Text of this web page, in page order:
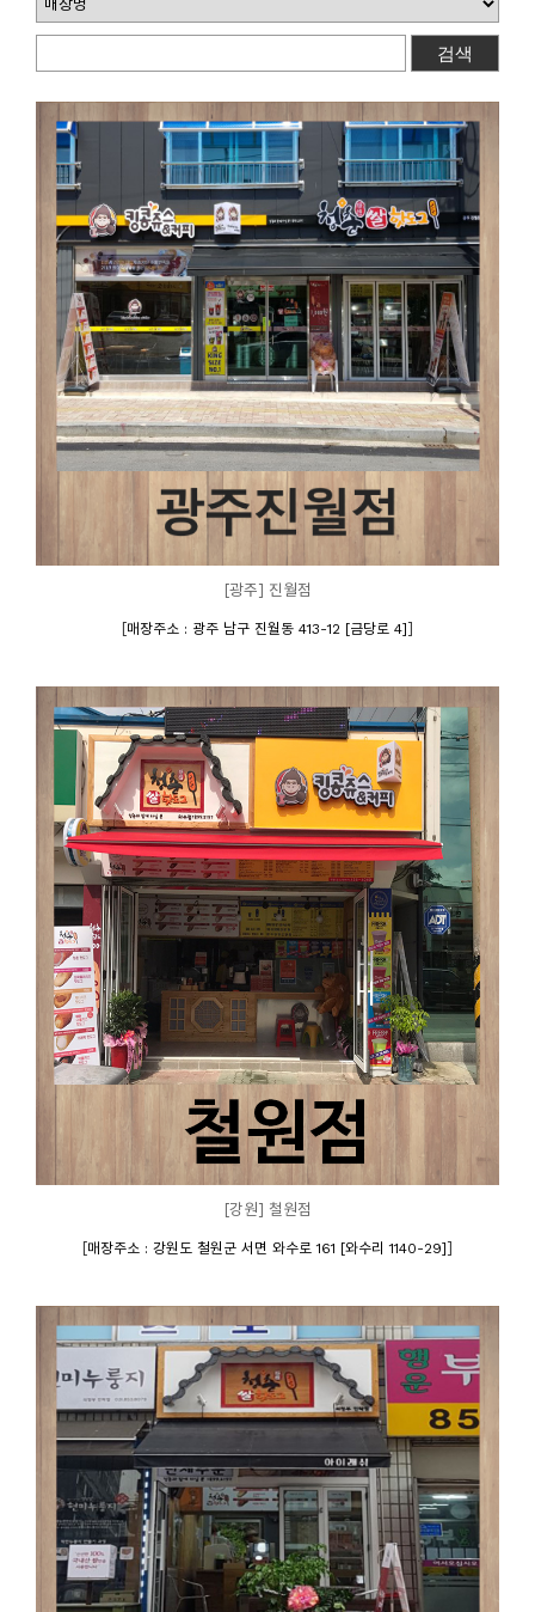
[광주] 진월점
[매장주소 : 광주 남구 진월동 413-12 [금당로 4] ]
[강원] 철원점
[매장주소 : 강원도 철원군 서면 와수로 161 [와수리 1140-29] ]